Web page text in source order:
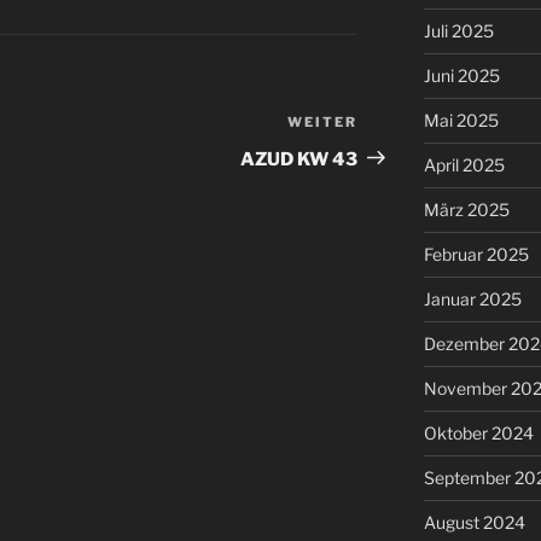
Nächster
Beitrag
WEITER
AZUD KW 43
Juli 2025
Juni 2025
Mai 2025
April 2025
März 2025
Februar 2025
Januar 2025
Dezember
November
Oktober 2024
September
August 2024